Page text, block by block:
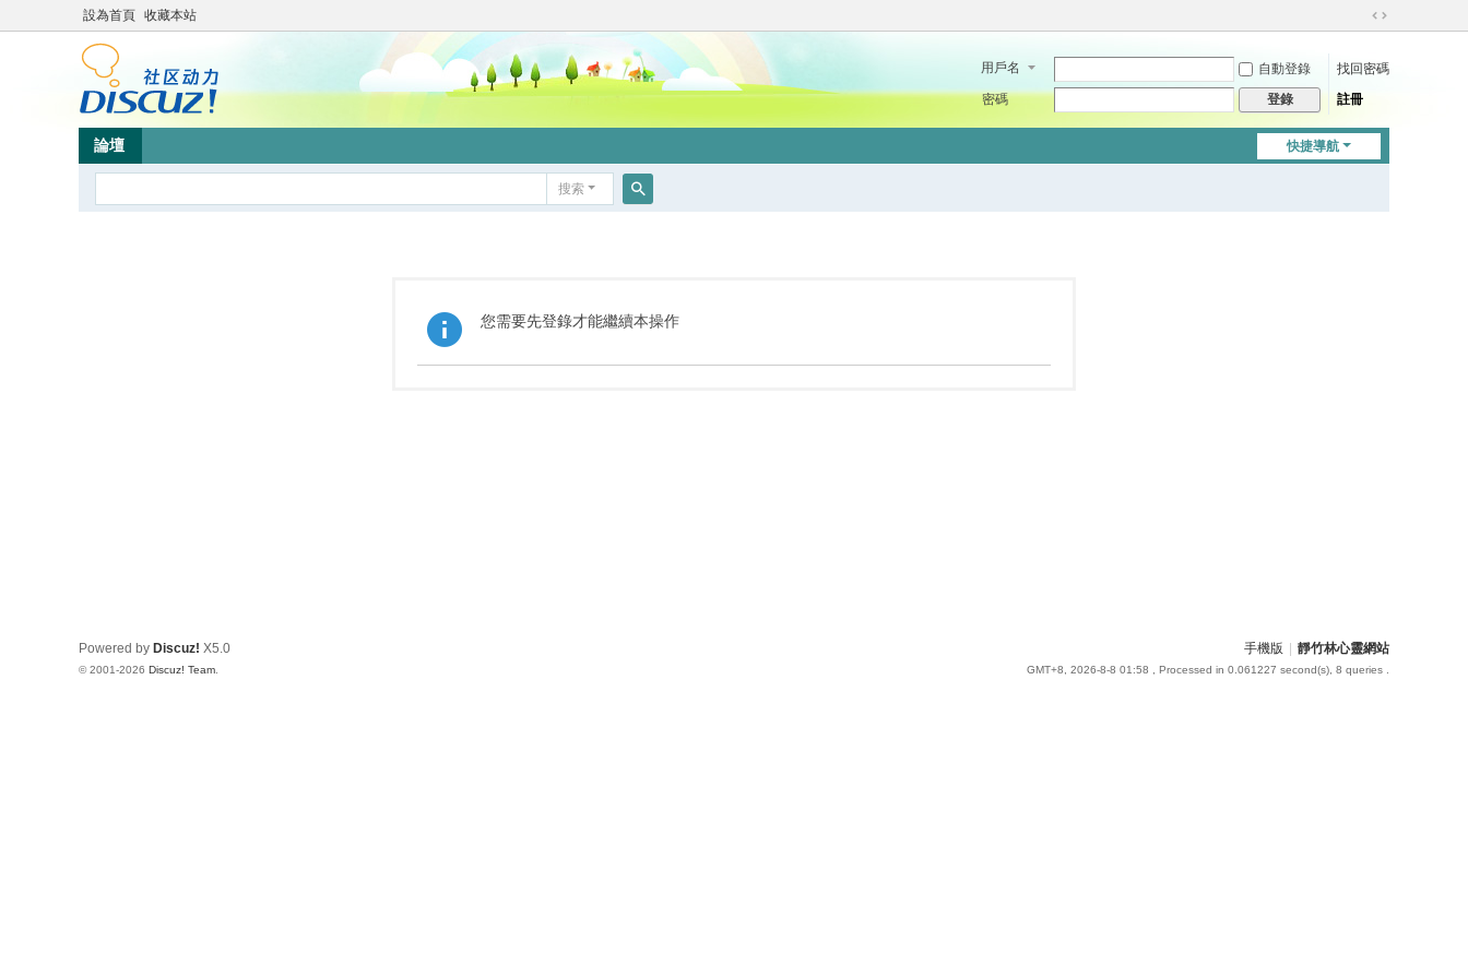
設為首頁 收藏本站
切
到
用戶名 自動登錄
找回密碼
密碼
登錄 註冊
快捷導航
論壇
搜索
您需要先登錄才能繼續本操作
手機版 靜竹林心靈網站
GMT+8, 2026-8-8 01:58 , Processed in 0.061227 second(s), 8 queries .
Powered by Discuz! X5.0
© 2001-2026 Discuz! Team